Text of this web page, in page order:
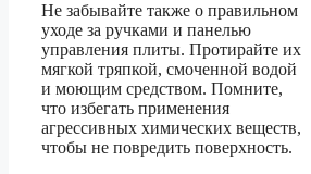
Не забывайте также о правильном
уходе за ручками и панелью
управления плиты. Протирайте их
мягкой тряпкой, смоченной водой
и моющим средством. Помните,
что избегать применения
агрессивных химических веществ,
чтобы не повредить поверхность.